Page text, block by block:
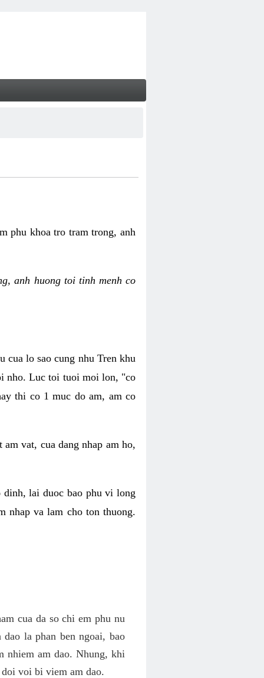
phu khoa tro tram trong, anh
anh huong toi tinh menh co
cua lo sao cung nhu Tren khu
nho. Luc toi tuoi moi lon, "co
thi co 1 muc do am, am co
vat, cua dang nhap am ho,
lai duoc bao phu vi long
nhap va lam cho ton thuong.
cua da so chi em phu nu
la phan ben ngoai, bao
nhiem am dao. Nhung, khi
voi bi viem am dao.